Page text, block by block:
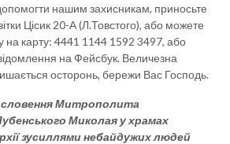
нашим захисникам, приносьте
Цісик 20-А (Л.Товстого), або можете
на карту: 4441 1144 1592 3497, або
на Фейсбук. Величезна
осторонь, бережи Вас Господь.
Митрополита
Миколая у храмах
зусиллями небайдужих людей